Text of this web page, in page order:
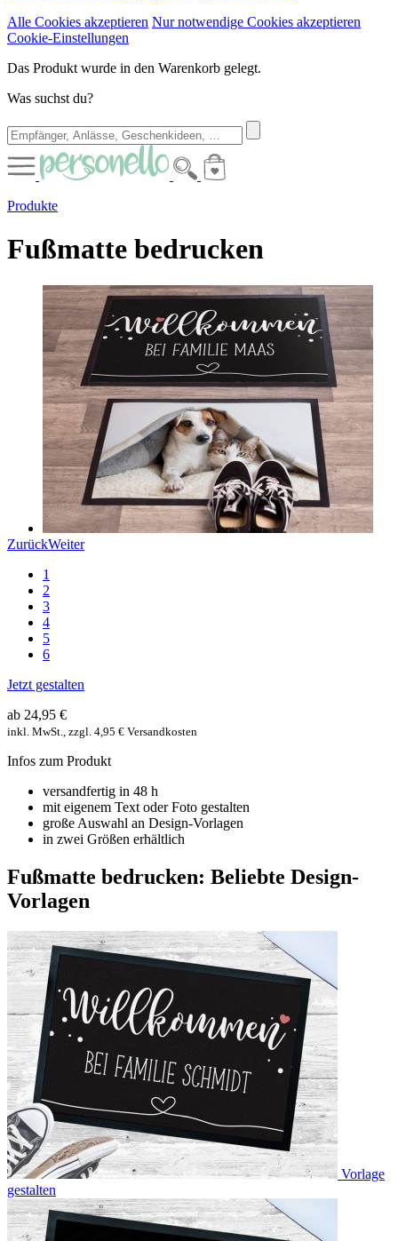
Alle Cookies akzeptieren Nur notwendige Cookies akzeptieren
Cookie-Einstellungen
Das Produkt wurde in den Warenkorb gelegt.
Was suchst du?
Produkte
Fußmatte bedrucken
ZurückWeiter
1
2
3
4
5
6
Jetzt gestalten
ab 24,95 €
inkl. MwSt., zzgl. 4,95 € Versandkosten
Infos zum Produkt
versandfertig in 48 h
mit eigenem Text oder Foto gestalten
große Auswahl an Design-Vorlagen
in zwei Größen erhältlich
Fußmatte bedrucken: Beliebte Design-
Vorlagen
Vorlage
gestalten